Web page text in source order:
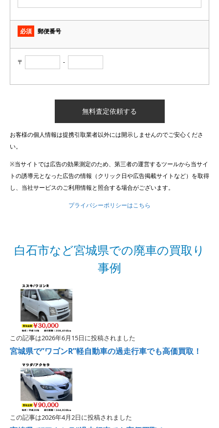
必須 郵便番号
〒 -
お客様の個人情報は提携引取業者以外には開示しませんのでご安心くださ
い。
※当サイトでは広告の効果測定のため、第三者の運営するツールから当サイ
トの誘導元となった広告の情報（クリック日や広告掲載サイトなど）を取得
し、当社サービスのご利用情報と照合する場合がございます。
プライバシーポリシーはこちら
白石市など宮城県での廃車の買取り
事例
この記事は2026年6月15日に投稿されました
宮城県で”ワゴンR”軽自動車の過走行車でも高価買取！
この記事は2026年4月2日に投稿されました